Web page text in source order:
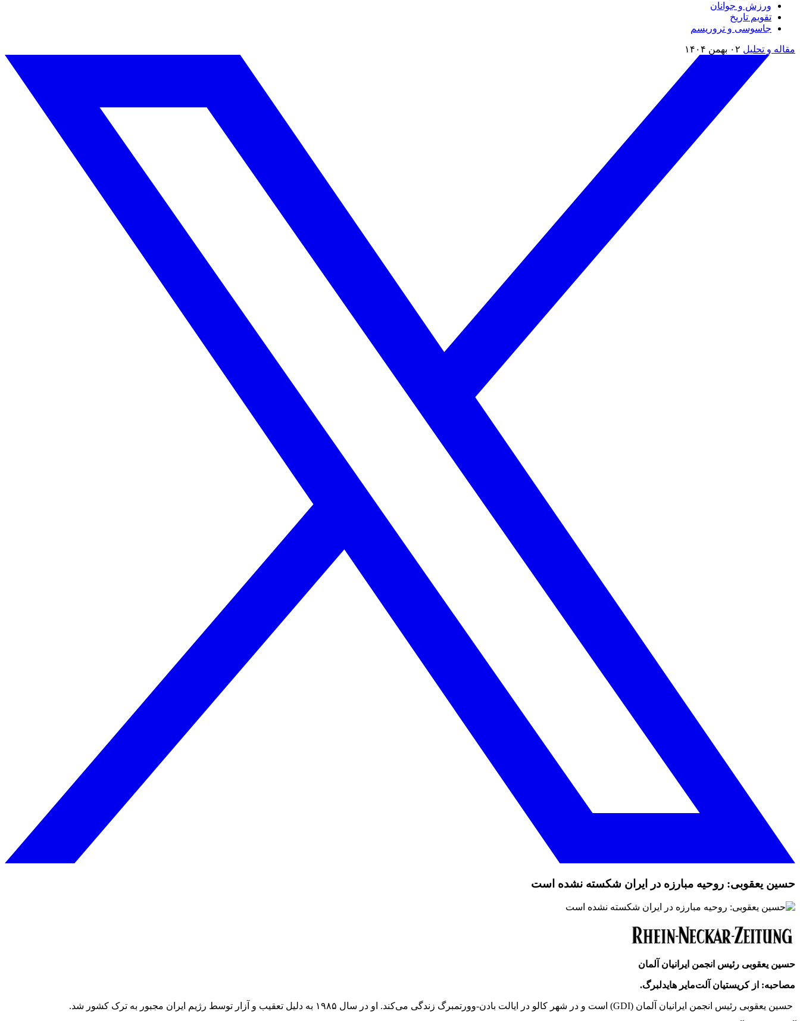
ورزش و جوانان
تقویم تاريخ
جاسوسی و تروریسم
مقاله و تحلیل ۰۲ بهمن ۱۴۰۴
حسین یعقوبی: روحیه مبارزه در ایران شکسته نشده است
حسین یعقوبی رئیس انجمن ایرانیان آلمان
مصاحبه: از کریستیان آلت‌مایر هایدلبرگ.
حسین یعقوبی رئیس انجمن ایرانیان آلمان (GDI) است و در شهر کالو در ایالت بادن-وورتمبرگ زندگی می‌کند. او در سال ۱۹۸۵ به دلیل تعقیب و آزار توسط رژیم ایران مجبور به ترک کشور شد.